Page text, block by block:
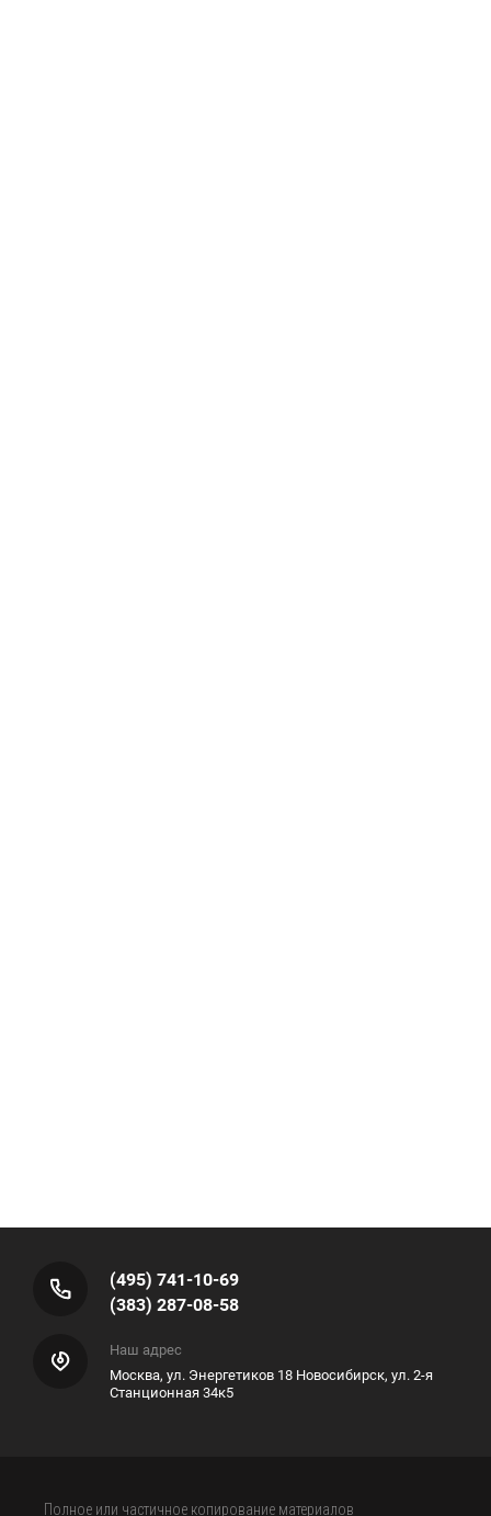
(495) 741-10-69
(383) 287-08-58
Наш адрес
Москва, ул. Энергетиков 18 Новосибирск, ул. 2-я
Станционная 34к5
Полное или частичное копирование материалов